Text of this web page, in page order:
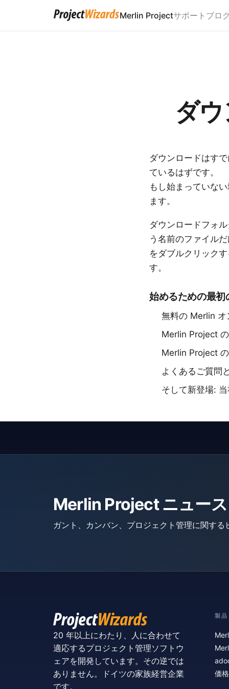
Merlin Projectサポート ブロ
ダ
ダウンロードはす
ているはずです。
もし始まっていない
ます。
ダウンロードフォ
う名前のファイル
をダブルクリック
す。
始めるための最初
無料の Merlin オ
Merlin Project の
Merlin Project
よくあるご質問
そして新登場:
Merlin Project ニュー
ガント、カンバン、プロジェクト管理に関する
20 年以上にわたり、人に合わせて
適応するプロジェクト管理ソフトウ
ェアを開発しています。その逆では
ありません。ドイツの家族経営企業
です。
製品
価格